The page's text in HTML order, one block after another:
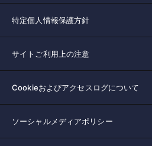
特定個人情報保護方針
サイトご利用上の注意
Cookieおよびアクセスログについて
ソーシャルメディアポリシー